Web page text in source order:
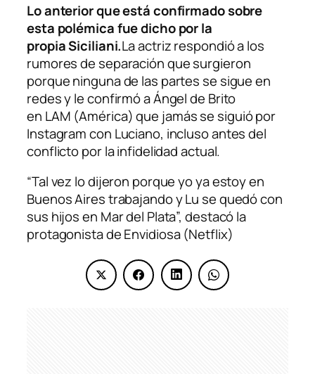
Lo anterior que está confirmado sobre
esta polémica fue dicho por la
propia Siciliani.La actriz respondió a los
rumores de separación que surgieron
porque ninguna de las partes se sigue en
redes y le confirmó a Ángel de Brito
en LAM (América) que jamás se siguió por
Instagram con Luciano, incluso antes del
conflicto por la infidelidad actual.
“Tal vez lo dijeron porque yo ya estoy en
Buenos Aires trabajando y Lu se quedó con
sus hijos en Mar del Plata”, destacó la
protagonista deEnvidiosa(Netflix)